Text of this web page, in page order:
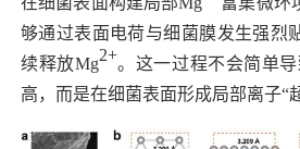
够通过表面电荷与细菌膜发生强烈
续释放Mg2+。这一过程不会简单
高，而是在细菌表面形成局部离子“